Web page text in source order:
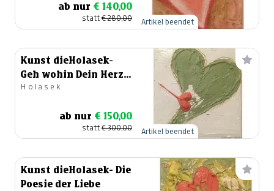
ab nur € 140,00
statt€ 280,00 Artikel beendet
Kunst dieHolasek-
Geh wohin Dein Herz
Dich trägt
Holasek
ab nur € 150,00
statt€ 300,00 Artikel beendet
Kunst dieHolasek- Die
Poesie der Liebe